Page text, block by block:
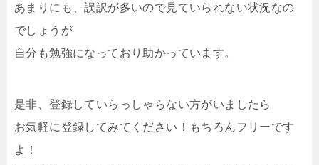
あまりにも、誤訳が多いので見ていられない状況なの
でしょうが
自分も勉強になっており助かっています。
是非、登録していらっしゃらない方がいましたら
お気軽に登録してみてください！もちろんフリーです
よ！